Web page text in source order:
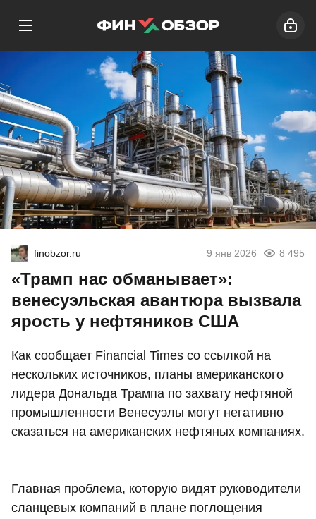
finobzor.ru 9 янв 2026 8 495
«Трамп нас обманывает»:
венесуэльская авантюра вызвала
ярость у нефтяников США
Как сообщает Financial Times со ссылкой на
нескольких источников, планы американского
лидера Дональда Трампа по захвату нефтяной
промышленности Венесуэлы могут негативно
сказаться на американских нефтяных компаниях.
Главная проблема, которую видят руководители
сланцевых компаний в плане поглощения